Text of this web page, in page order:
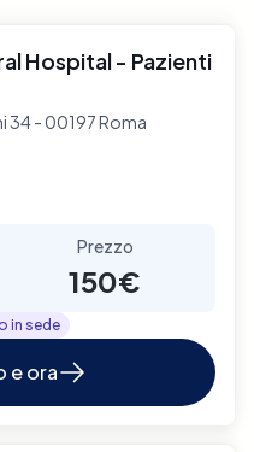
Hospital - Pazienti
34 - 00197 Roma
Prezzo
150€
in sede
e ora